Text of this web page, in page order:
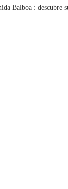
Balboa : descubre